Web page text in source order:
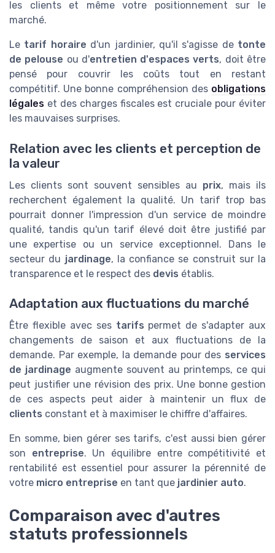
les clients et même votre positionnement sur le
marché.
Le tarif horaire d'un jardinier, qu'il s'agisse de tonte
de pelouse ou d'entretien d'espaces verts, doit être
pensé pour couvrir les coûts tout en restant
compétitif. Une bonne compréhension des obligations
légales et des charges fiscales est cruciale pour éviter
les mauvaises surprises.
Relation avec les clients et perception de
la valeur
Les clients sont souvent sensibles au prix, mais ils
recherchent également la qualité. Un tarif trop bas
pourrait donner l'impression d'un service de moindre
qualité, tandis qu'un tarif élevé doit être justifié par
une expertise ou un service exceptionnel. Dans le
secteur du jardinage, la confiance se construit sur la
transparence et le respect des devis établis.
Adaptation aux fluctuations du marché
Être flexible avec ses tarifs permet de s'adapter aux
changements de saison et aux fluctuations de la
demande. Par exemple, la demande pour des services
de jardinage augmente souvent au printemps, ce qui
peut justifier une révision des prix. Une bonne gestion
de ces aspects peut aider à maintenir un flux de
clients constant et à maximiser le chiffre d'affaires.
En somme, bien gérer ses tarifs, c'est aussi bien gérer
son entreprise. Un équilibre entre compétitivité et
rentabilité est essentiel pour assurer la pérennité de
votre micro entreprise en tant que jardinier auto.
Comparaison avec d'autres
statuts professionnels